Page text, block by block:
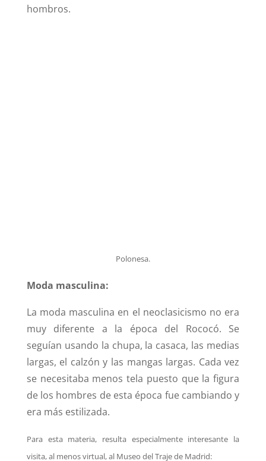
hombros.
Polonesa.
Moda masculina:
La moda masculina en el neoclasicismo no era
muy diferente a la época del Rococó. Se
seguían usando la chupa, la casaca, las medias
largas, el calzón y las mangas largas. Cada vez
se necesitaba menos tela puesto que la figura
de los hombres de esta época fue cambiando y
era más estilizada.
Para esta materia, resulta especialmente interesante la
visita, al menos virtual, al Museo del Traje de Madrid: